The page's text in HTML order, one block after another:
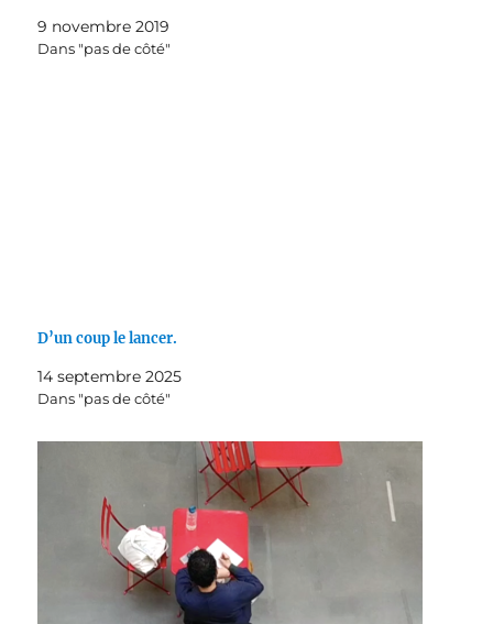
9 novembre 2019
Dans "pas de côté"
D’un coup le lancer.
14 septembre 2025
Dans "pas de côté"